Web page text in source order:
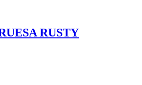
RUSTY